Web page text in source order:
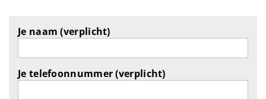
Je naam (verplicht)
Je telefoonnummer (verplicht)